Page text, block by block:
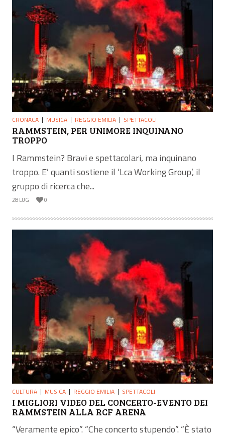
CRONACA MUSICA REGGIO EMILIA SPETTACOLI
RAMMSTEIN, PER UNIMORE INQUINANO
TROPPO
I Rammstein? Bravi e spettacolari, ma inquinano
troppo. E’ quanti sostiene il ‘Lca Working Group’, il
gruppo di ricerca che...
28 LUG 0
CULTURA MUSICA REGGIO EMILIA SPETTACOLI
I MIGLIORI VIDEO DEL CONCERTO-EVENTO DEI
RAMMSTEIN ALLA RCF ARENA
“Veramente epico”. “Che concerto stupendo”. “È stato